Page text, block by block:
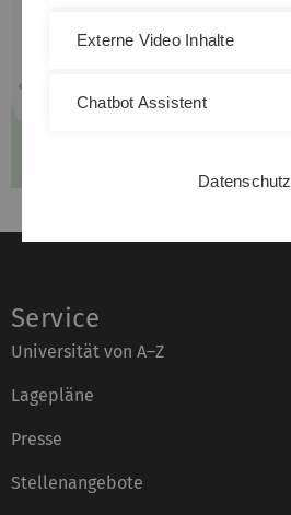
Service
Universität von A–Z
Lagepläne
Presse
Stellenangebote
Externe Video Inhalte
Chatbot Assistent
Datenschutz